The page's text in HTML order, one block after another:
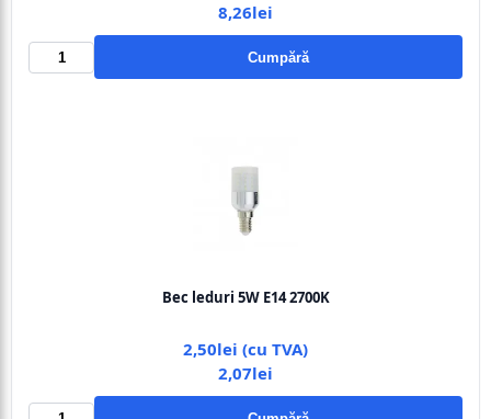
8,26lei
Cumpără
Bec leduri 5W E14 2700K
2,50lei (cu TVA)
2,07lei